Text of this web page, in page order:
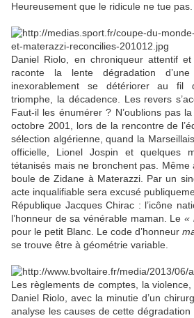
Heureusement que le ridicule ne tue pas.
Daniel Riolo, en chroniqueur attentif
raconte la lente dégradation
inexorablement se détériorer au fil
triomphe, la décadence. Les revers
Faut-il les énumérer ? N’oublions pas
octobre 2001, lors de la rencontre de
sélection algérienne, quand la
officielle, Lionel Jospin et quelques
tétanisés mais ne bronchent pas.
boule de Zidane à Materazzi. Par un
acte inqualifiable sera excusé
République Jacques Chirac : l’icône
l’honneur de sa vénérable maman. Le «
pour le petit Blanc. Le code d’honneur
se trouve être à géométrie variable.
Les règlements de comptes, la violence,
Daniel Riolo, avec la minutie d’un
analyse les causes de cette